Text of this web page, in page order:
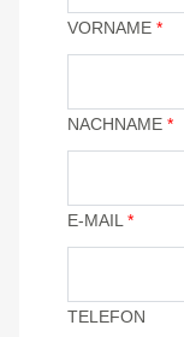
VORNAME *
NACHNAME *
E-MAIL*
TELEFON